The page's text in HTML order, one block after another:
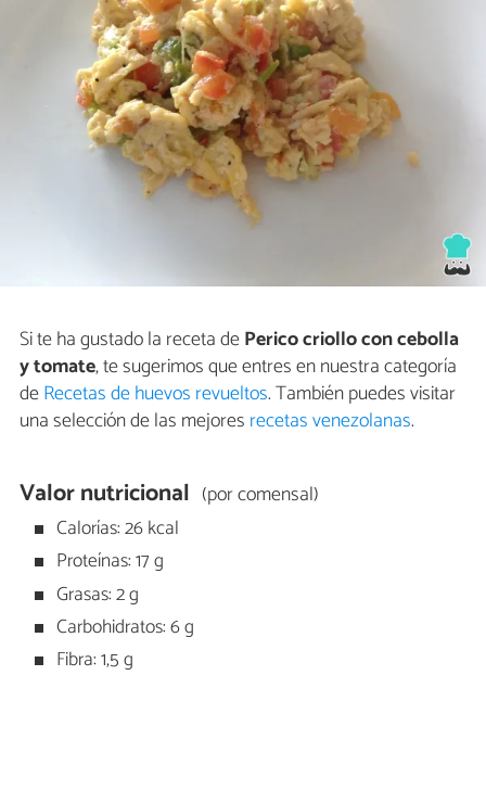
Si te ha gustado la receta dePerico criollo con cebolla
y tomate, te sugerimos que entres en nuestra categoría
deRecetas de huevos revueltos. También puedes visitar
una selección de las mejores recetas venezolanas.
Valor nutricional (por comensal)
Calorías: 26 kcal
Proteínas: 17 g
Grasas: 2 g
Carbohidratos: 6 g
Fibra: 1,5 g